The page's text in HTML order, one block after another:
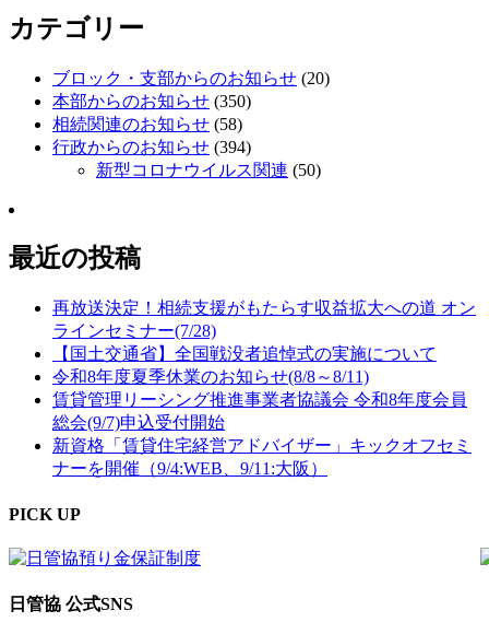
カテゴリー
ブロック・支部からのお知らせ (20)
本部からのお知らせ (350)
相続関連のお知らせ (58)
行政からのお知らせ (394)
新型コロナウイルス関連 (50)
最近の投稿
再放送決定！相続支援がもたらす収益拡大への道 オン
ラインセミナー(7/28)
【国土交通省】全国戦没者追悼式の実施について
令和8年度夏季休業のお知らせ(8/8～8/11)
賃貸管理リーシング推進事業者協議会 令和8年度会員
総会(9/7)申込受付開始
新資格「賃貸住宅経営アドバイザー」キックオフセミ
ナーを開催（9/4:WEB、9/11:大阪）
PICK UP
日管協 公式SNS